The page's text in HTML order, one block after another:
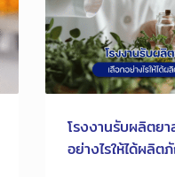
โรงงานรับผลิตยา
อย่างไรให้ได้ผลิ